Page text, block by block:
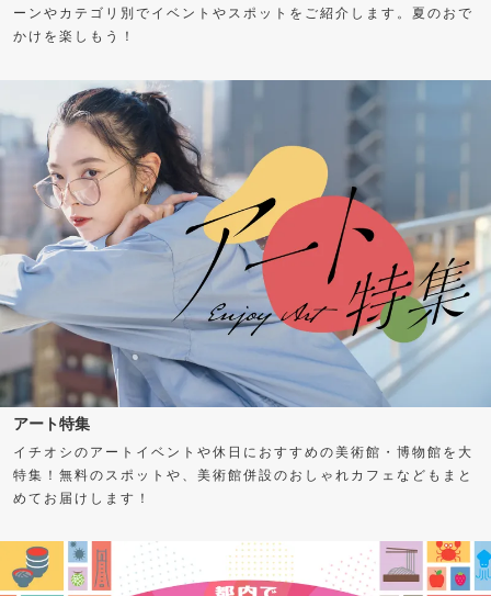
ーンやカテゴリ別でイベントやスポットをご紹介します。夏のおで
かけを楽しもう！
アート特集
イチオシのアートイベントや休日におすすめの美術館・博物館を大
特集！無料のスポットや、美術館併設のおしゃれカフェなどもまと
めてお届けします！